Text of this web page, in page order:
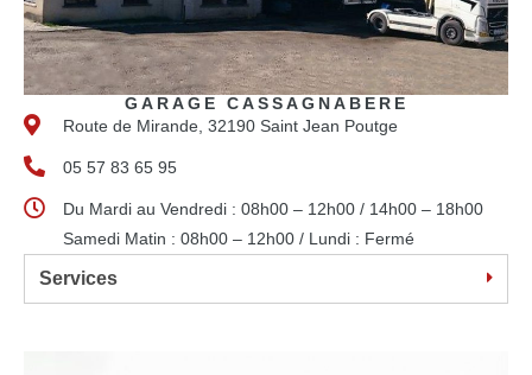
GARAGE CASSAGNABERE
Route de Mirande, 32190 Saint Jean Poutge
05 57 83 65 95
Du Mardi au Vendredi : 08h00 – 12h00 / 14h00 – 18h00
Samedi Matin : 08h00 – 12h00 / Lundi : Fermé
Services